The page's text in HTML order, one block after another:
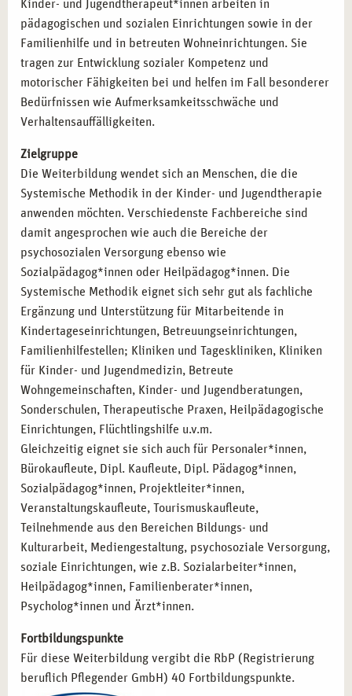
Kinder- und Jugendtherapeut*innen arbeiten in
pädagogischen und sozialen Einrichtungen sowie in der
Familienhilfe und in betreuten Wohneinrichtungen. Sie
tragen zur Entwicklung sozialer Kompetenz und
motorischer Fähigkeiten bei und helfen im Fall besonderer
Bedürfnissen wie Aufmerksamkeitsschwäche und
Verhaltensauffälligkeiten.
Zielgruppe
Die Weiterbildung wendet sich an Menschen, die die
Systemische Methodik in der Kinder- und Jugendtherapie
anwenden möchten. Verschiedenste Fachbereiche sind
damit angesprochen wie auch die Bereiche der
psychosozialen Versorgung ebenso wie
Sozialpädagog*innen oder Heilpädagog*innen. Die
Systemische Methodik eignet sich sehr gut als fachliche
Ergänzung und Unterstützung für Mitarbeitende in
Kindertageseinrichtungen, Betreuungseinrichtungen,
Familienhilfestellen; Kliniken und Tageskliniken, Kliniken
für Kinder- und Jugendmedizin, Betreute
Wohngemeinschaften, Kinder- und Jugendberatungen,
Sonderschulen, Therapeutische Praxen, Heilpädagogische
Einrichtungen, Flüchtlingshilfe u.v.m.
Gleichzeitig eignet sie sich auch für Personaler*innen,
Bürokaufleute, Dipl. Kaufleute, Dipl. Pädagog*innen,
Sozialpädagog*innen, Projektleiter*innen,
Veranstaltungskaufleute, Tourismuskaufleute,
Teilnehmende aus den Bereichen Bildungs- und
Kulturarbeit, Mediengestaltung, psychosoziale Versorgung,
soziale Einrichtungen, wie z.B. Sozialarbeiter*innen,
Heilpädagog*innen, Familienberater*innen,
Psycholog*innen und Ärzt*innen.
Fortbildungspunkte
Für diese Weiterbildung vergibt die RbP (Registrierung
beruflich Pflegender GmbH) 40 Fortbildungspunkte.